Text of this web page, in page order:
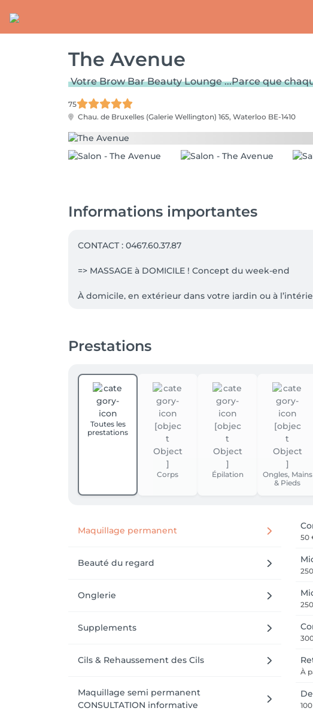
The Avenue
Votre Brow Bar Beauty Lounge ...Parce que
75
Chau. de Bruxelles (Galerie Wellington) 165, Waterloo BE-1410
Informations importantes
CONTACT : 0467.60.37.87
=> MASSAGE à DOMICILE ! Concept du week-end
À domicile, en extérieur dans votre jardin ou à
Bienvenue chez THE AVENUE,
Votre nouveau rendez-vous incontournable à Waterloo.
(épilation à la cire ou au Fil , maquillage permanent
propose une technique professionnelle reconnue
En tant que seul Brow Bar Beauty Lounge de la
Chez nous il est possible de combiner plusieurs
Et parce que chaque cliente est unique, nous
Prestations
Toutes les
prestations
Corps Épilation
Ongles, Mains
& Pieds
Maquillage permanent
Beauté du regard
Onglerie
Supplements
Cils & Rehaussement des Cils
Maquillage semi permanent
CONSULTATION informative
50
À